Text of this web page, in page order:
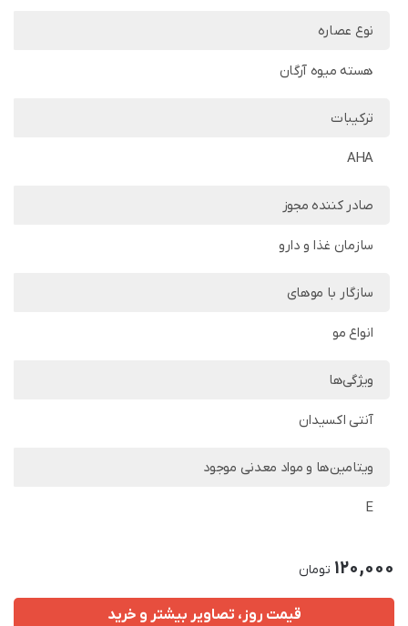
نوع عصاره
هسته میوه آرگان
ترکیبات
AHA
صادر کننده مجوز
سازمان غذا و دارو
سازگار با موهای
انواع مو
ویژگی‌ها
آنتی اکسیدان
ویتامین‌ها و مواد معدنی موجود
E
120,000 تومان
قیمت روز، تصاویر بیشتر و خرید